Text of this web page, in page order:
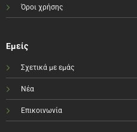
Όροι χρήσης
Εμείς
Σχετικά με εμάς
Νέα
Επικοινωνία